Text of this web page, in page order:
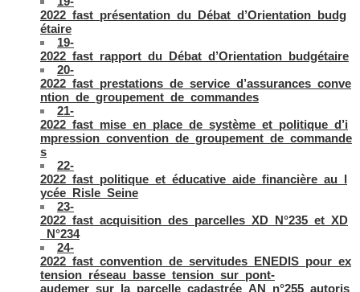
2022_fast_présentation_du_Débat_d’Orientation_budg
étaire
19-
2022_fast_rapport_du_Débat_d’Orientation_budgétaire
20-
2022_fast_prestations_de_service_d’assurances_conve
ntion_de_groupement_de_commandes
21-
2022_fast_mise_en_place_de_système_et_politique_d’i
mpression_convention_de_groupement_de_commande
s
22-
2022_fast_politique_et_éducative_aide_financière_au_l
ycée_Risle_Seine
23-
2022_fast_acquisition_des_parcelles_XD_N°235_et_XD
_N°234
24-
2022_fast_convention_de_servitudes_ENEDIS_pour_ex
tension_réseau_basse_tension_sur_pont-
audemer_sur_la_parcelle_cadastrée_AN_n°255_autoris